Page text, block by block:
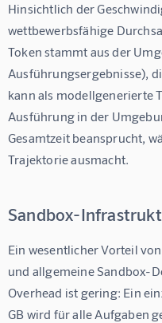
Hinsichtlich der
wettbewerbsfähige
Token stammt aus der
Ausführungsergebnisse),
kann als modellgenerierte
Ausführung in der
Gesamtzeit beansprucht,
Trajektorie ausmacht.
Sandbox-
Ein wesentlicher Vorteil
und allgemeine Sandbox-
Overhead ist gering: Ein
GB wird für alle Aufgaben